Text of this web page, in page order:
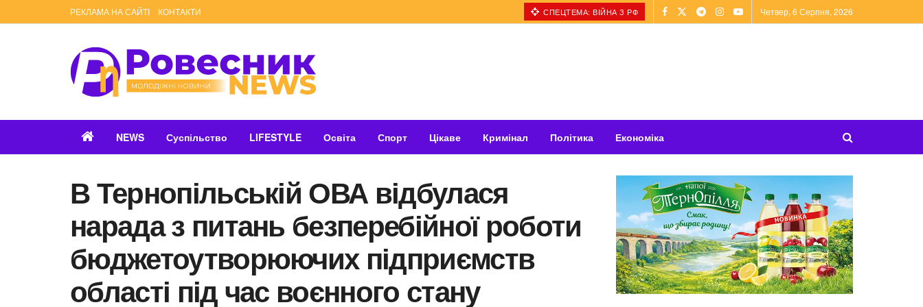
РЕКЛАМА НА САЙТІ КОНТАКТИ СПЕЦТЕМА: ВІЙНА З РФ Четвер, 6 Серпня, 2026
NEWS Суспільство LIFESTYLE Освіта Спорт Цікаве Кримінал Політика Економіка
В Тернопільській ОВА відбулася
нарада з питань безперебійної роботи
бюджетоутворюючих підприємств
області під час воєнного стану